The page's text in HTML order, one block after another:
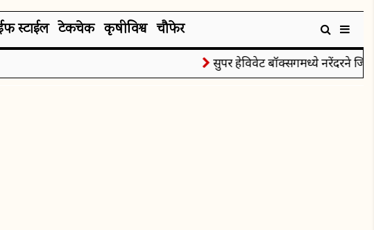
स्टाईल टेकचेक कृषीविश्व चौफेर
सुपर हेविवेट बॉक्सिंगमध्ये नरेंदरने